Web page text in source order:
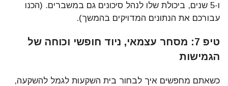
ו-5 שנים, ביכולת שלו לנהל סיכונים גם במשברים. (הכנו
עבורכם את הנתונים המדויקים בהמשך).
טיפ 7: מסחר עצמאי, ניוד חופשי וכוחה של
הגמישות
כשאתם מחפשים איך לבחור בית השקעות לגמל להשקעה,